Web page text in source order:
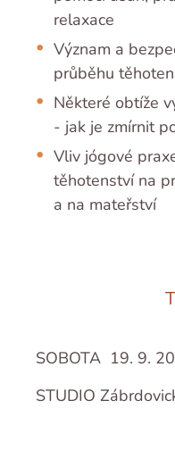
relaxace
Význam a
průběhu
Některé obtíže
- jak je zmírnit
Vliv jógové
těhotenství na
a na mateřství
SOBOTA 19. 9.
STUDIO